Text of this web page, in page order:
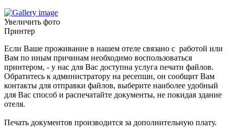
Увеличить фото
Принтер
Если Ваше проживание в нашем отеле связано с работой или
Вам по иным причинам необходимо воспользоваться
принтером, - у нас для Вас доступна услуга печати файлов.
Обратитесь к администратору на ресепшн, он сообщит Вам
контакты для отправки файлов, выберите наиболее удобный
для Вас способ и распечатайте документы, не покидая здание
отеля.
Печать документов производится за дополнительную плату.